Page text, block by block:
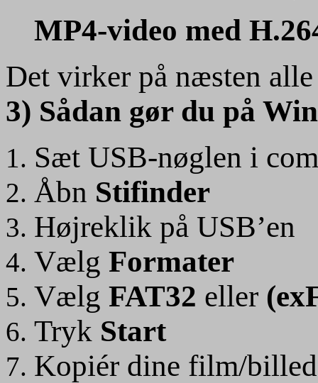
MP4-video med
Det virker på næsten
3) Sådan gør du på
Sæt USB-nøglen i
Åbn Stifinder
Højreklik på USB’en
Vælg Formater
Vælg FAT32 eller
Tryk Start
Kopiér dine film/